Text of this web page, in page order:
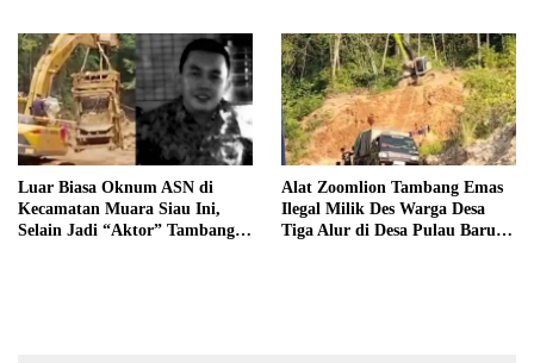
Terancam di Pecat
Luar Biasa Oknum ASN di
Kecamatan Muara Siau Ini,
Selain Jadi “Aktor” Tambang
Alat Zoomlion Tambang Emas
Ilegal Milik Des Warga Desa
Tiga Alur di Desa Pulau Baru